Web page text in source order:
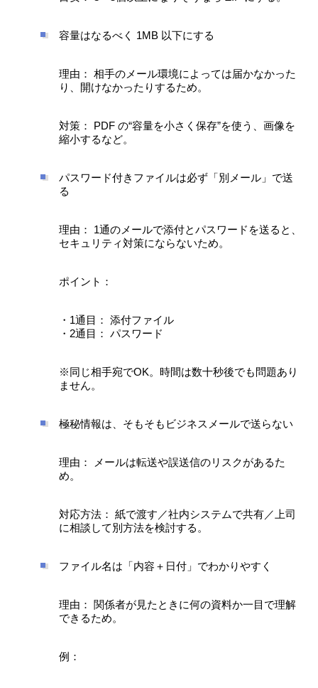
容量はなるべく 1MB 以下にする
理由： 相手のメール環境によっては届かなかった
り、開けなかったりするため。
対策： PDF の“容量を小さく保存”を使う、画像を
縮小するなど。
パスワード付きファイルは必ず「別メール」で送
る
理由： 1通のメールで添付とパスワードを送ると、
セキュリティ対策にならないため。
ポイント：
・1通目： 添付ファイル
・2通目： パスワード
※同じ相手宛でOK。時間は数十秒後でも問題あり
ません。
極秘情報は、そもそもビジネスメールで送らない
理由： メールは転送や誤送信のリスクがあるた
め。
対応方法： 紙で渡す／社内システムで共有／上司
に相談して別方法を検討する。
ファイル名は「内容＋日付」でわかりやすく
理由： 関係者が見たときに何の資料か一目で理解
できるため。
例：